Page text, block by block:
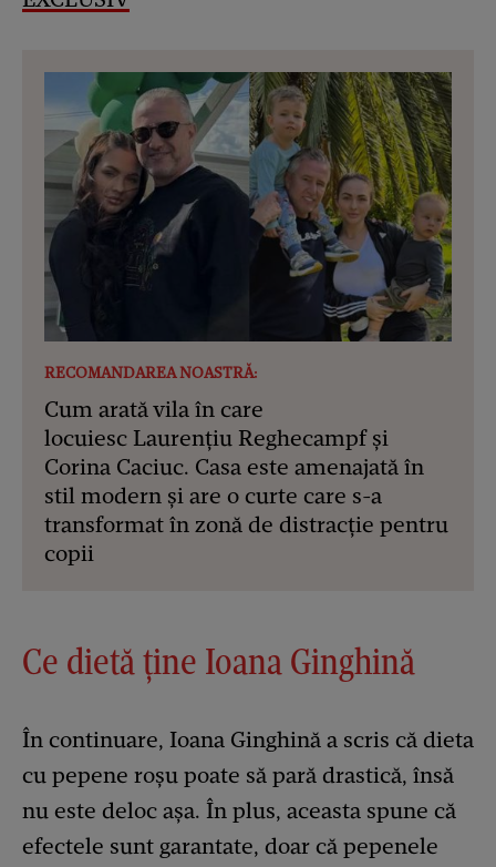
RECOMANDAREA NOASTRĂ:
Cum arată vila în care
locuiesc Laurențiu Reghecampf și
Corina Caciuc. Casa este amenajată în
stil modern și are o curte care s-a
transformat în zonă de distracție pentru
copii
Ce dietă ține Ioana Ginghină
În continuare, Ioana Ginghină a scris că dieta
cu pepene roșu poate să pară drastică, însă
nu este deloc așa. În plus, aceasta spune că
efectele sunt garantate, doar că pepenele